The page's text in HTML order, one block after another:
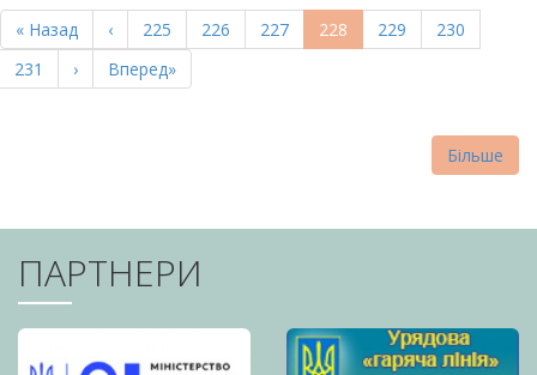
НА
СТОРІНКИ
Перша
сторінка
« Назад
Попередня
сторінка
‹ Page
225 Page
226 Page
227
Поточна
сторінка
228 Page
229 Page
230
Page
231
Наступна
сторінка
›
Остання
сторінка
Вперед»
Більше
ПАРТНЕРИ